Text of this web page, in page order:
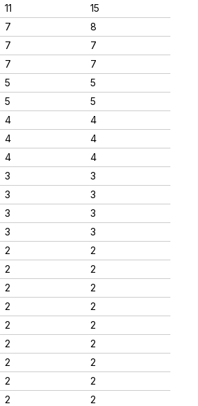
11
15
7
8
7
7
7
7
5
5
5
5
4
4
4
4
4
4
3
3
3
3
3
3
3
3
2
2
2
2
2
2
2
2
2
2
2
2
2
2
2
2
2
2